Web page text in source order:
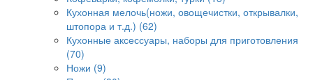
Кухонная мелочь(ножи, овощечистки, открывалки,
штопора и т.д.) (62)
Кухонные аксессуары, наборы для приготовления
(70)
Ножи (9)